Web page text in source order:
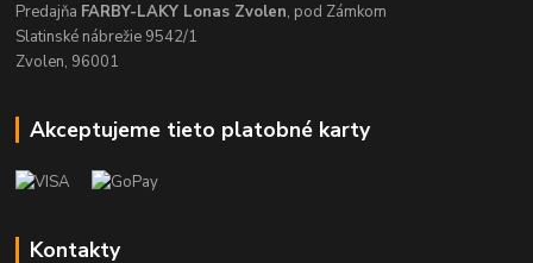
Predajňa FARBY-LAKY Lonas Zvolen, pod Zámkom
Slatinské nábrežie 9542/1
Zvolen, 96001
Akceptujeme tieto platobné karty
Kontakty